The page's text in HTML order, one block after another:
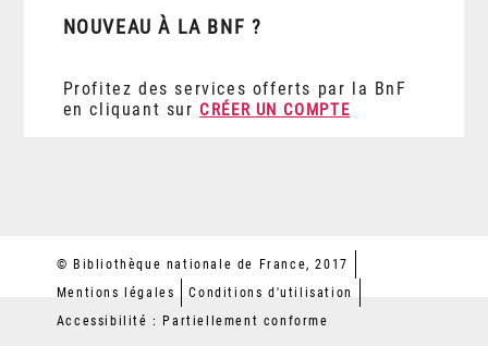
NOUVEAU À LA BNF ?
Profitez des services offerts par la BnF
en cliquant sur CRÉER UN COMPTE
© Bibliothèque nationale de France, 2017
Mentions légales
Conditions d'utilisation
Accessibilité : Partiellement conforme